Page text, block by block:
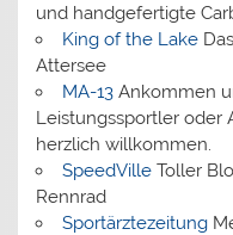
und handgefertigte
King of the Lake
Attersee
MA-13Ankommen
Leistungssportler oder
herzlich willkommen.
SpeedVilleToller
Rennrad
Sportärztezeitung